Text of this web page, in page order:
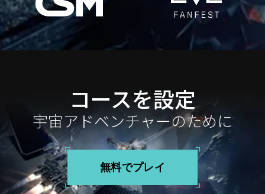
コースを設定
宇宙アドベンチャーのために
無料でプレイ